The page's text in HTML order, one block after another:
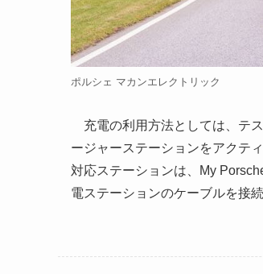
ポルシェ マカンエレクトリック
充電の利用方法としては、テ
ージャーステーションをアクテ
対応ステーションは、My
電ステーションのケーブルを接